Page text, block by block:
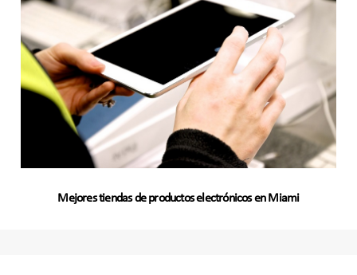
Mejores tiendas de productos electrónicos en Miami